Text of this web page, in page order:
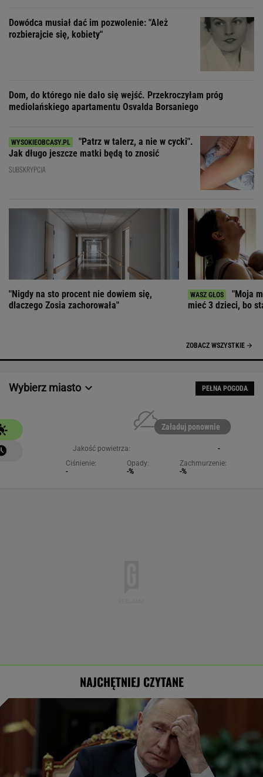
Dowódca musiał dać im pozwolenie: "Ależ
rozbierajcie się, kobiety"
Dom, do którego nie dało się wejść. Przekroczyłam próg
mediolańskiego apartamentu Osvalda Borsaniego
"Patrz w talerz, a nie w cycki".
Jak długo jeszcze matki będą to znosić
SUBSKRYPCJA
"Nigdy na sto procent nie dowiem się,
dlaczego Zosia zachorowała"
"Moja
mieć 3 dzieci, bo
ZOBACZ WSZYSTKIE
Wybierz miasto PEŁNA POGODA
Załaduj ponownie
Jakość powietrza:
-
Ciśnienie:
-
Opady:
-%
Zachmurzenie:
-%
NAJCHĘTNIEJ CZYTANE